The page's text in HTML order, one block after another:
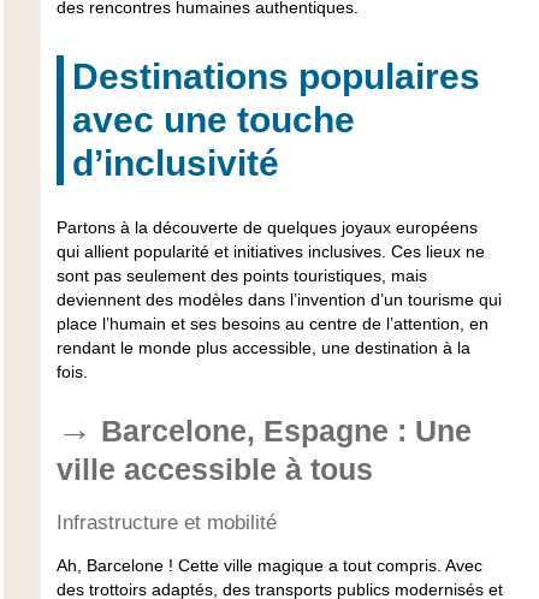
des rencontres humaines authentiques.
Destinations populaires
avec une touche
d’inclusivité
Partons à la découverte de quelques joyaux européens
qui allient popularité et initiatives inclusives. Ces lieux ne
sont pas seulement des points touristiques, mais
deviennent des modèles dans l’invention d’un tourisme qui
place l’humain et ses besoins au centre de l’attention, en
rendant le monde plus accessible, une destination à la
fois.
Barcelone, Espagne : Une
ville accessible à tous
Infrastructure et mobilité
Ah, Barcelone ! Cette ville magique a tout compris. Avec
des trottoirs adaptés, des transports publics modernisés et